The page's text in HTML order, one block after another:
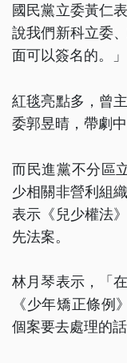
國民黨立委黃仁
說我們新科立委
面可以簽名的。」
紅毯亮點多，曾
委郭昱晴，帶劇
而民進黨不分區
少相關非營利組
表示《兒少權法
先法案。
林月琴表示，「
《少年矯正條例
個案要去處理的